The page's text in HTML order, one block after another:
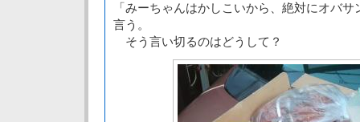
「みーちゃんはかしこいから、絶対にオバ
言う。
そう言い切るのはどうして？